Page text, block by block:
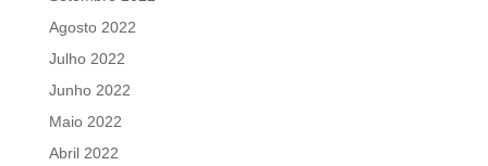
Agosto 2022
Julho 2022
Junho 2022
Maio 2022
Abril 2022